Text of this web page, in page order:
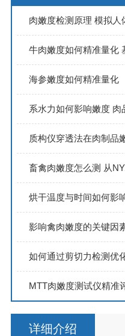
肉嫩度检测原理 模拟
海参嫩度如何精准量化
系水力如何影响嫩度
影响禽肉嫩度的关键因
MTT肉嫩度测试仪精准
详细介绍